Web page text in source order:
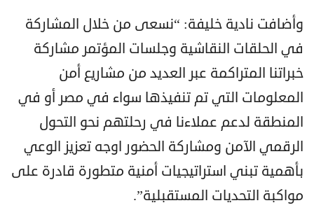
وأضافت نادية خليفة: “نسعى من خلال المشاركة
في الحلقات النقاشية وجلسات المؤتمر مشاركة
خبراتنا المتراكمة عبر العديد من مشاريع أمن
المعلومات التي تم تنفيذها سواء في مصر أو في
المنطقة لدعم عملاءنا في رحلتهم نحو التحول
الرقمي الآمن ومشاركة الحضور اوجه تعزيز الوعي
بأهمية تبني استراتيجيات أمنية متطورة قادرة على
مواكبة التحديات المستقبلية”.